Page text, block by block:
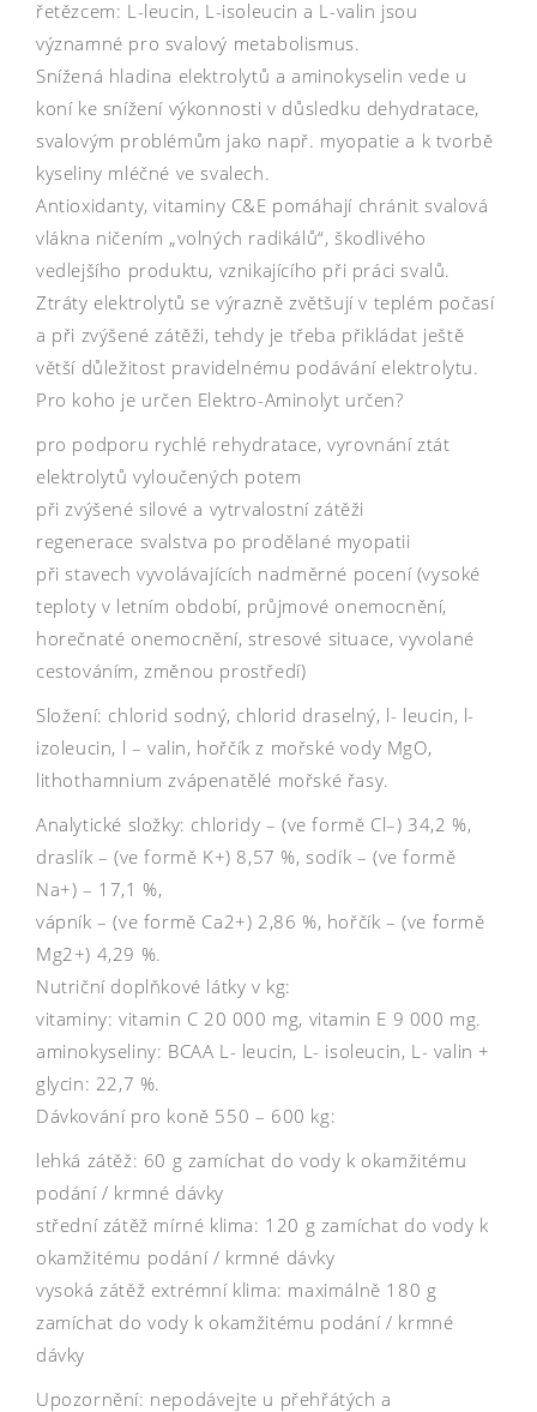
řetězcem: L-leucin, L-isoleucin a L-valin jsou
významné pro svalový metabolismus.
Snížená hladina elektrolytů a aminokyselin vede u
koní ke snížení výkonnosti v důsledku dehydratace,
svalovým problémům jako např. myopatie a k tvorbě
kyseliny mléčné ve svalech.
Antioxidanty, vitaminy C&E pomáhají chránit svalová
vlákna ničením „volných radikálů“, škodlivého
vedlejšího produktu, vznikajícího při práci svalů.
Ztráty elektrolytů se výrazně zvětšují v teplém počasí
a při zvýšené zátěži, tehdy je třeba přikládat ještě
větší důležitost pravidelnému podávání elektrolytu.
Pro koho je určen Elektro-Aminolyt určen?
pro podporu rychlé rehydratace, vyrovnání ztát
elektrolytů vyloučených potem
při zvýšené silové a vytrvalostní zátěži
regenerace svalstva po prodělané myopatii
při stavech vyvolávajících nadměrné pocení (vysoké
teploty v letním období, průjmové onemocnění,
horečnaté onemocnění, stresové situace, vyvolané
cestováním, změnou prostředí)
Složení: chlorid sodný, chlorid draselný, l- leucin, l-
izoleucin, l – valin, hořčík z mořské vody MgO,
lithothamnium zvápenatělé mořské řasy.
Analytické složky: chloridy – (ve formě Cl–) 34,2 %,
draslík – (ve formě K+) 8,57 %, sodík – (ve formě
Na+) – 17,1 %,
vápník – (ve formě Ca2+) 2,86 %, hořčík – (ve formě
Mg2+) 4,29 %.
Nutriční doplňkové látky v kg:
vitaminy: vitamin C 20 000 mg, vitamin E 9 000 mg.
aminokyseliny: BCAA L- leucin, L- isoleucin, L- valin +
glycin: 22,7 %.
Dávkování pro koně 550 – 600 kg:
lehká zátěž: 60 g zamíchat do vody k okamžitému
podání / krmné dávky
střední zátěž mírné klima: 120 g zamíchat do vody k
okamžitému podání / krmné dávky
vysoká zátěž extrémní klima: maximálně 180 g
zamíchat do vody k okamžitému podání / krmné
dávky
Upozornění: nepodávejte u přehřátých a